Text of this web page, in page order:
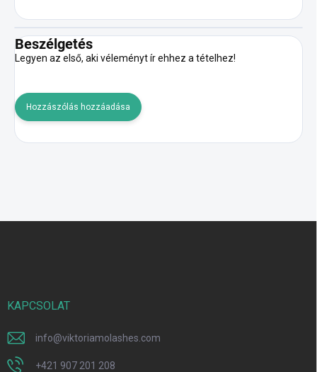
Beszélgetés
Legyen az első, aki véleményt ír ehhez a tételhez!
Hozzászólás hozzáadása
KAPCSOLAT
info@viktoriamolashes.com
+421 907 201 208